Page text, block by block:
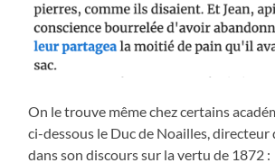
On le trouve même chez certains
ci-dessous le Duc de Noailles, directeur
dans son discours sur la vertu de 1872 :